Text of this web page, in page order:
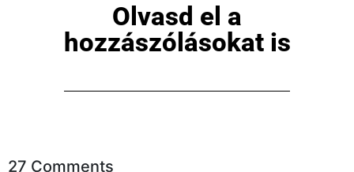
Olvasd el a
hozzászólásokat is
27 Comments